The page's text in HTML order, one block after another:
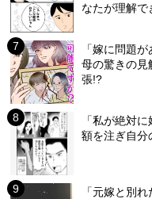
なたが理解で
「嫁に問題
母の驚きの
張!?
「私が絶対
額を注ぎ自分
「元嫁と別